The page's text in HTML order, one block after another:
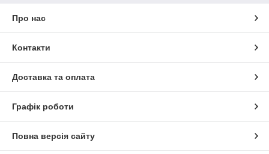
Про нас
Контакти
Доставка та оплата
Графік роботи
Повна версія сайту